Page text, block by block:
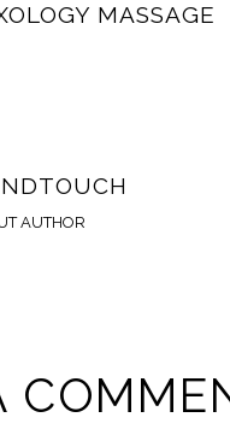
MASSAGE
AUTHOR